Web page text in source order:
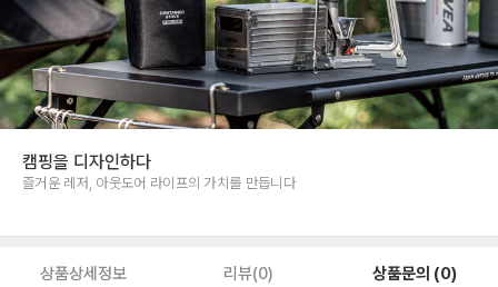
캠핑을 디자인하다
즐거운 레저, 아웃도어 라이프의 가치를 만듭니다
상품상세정보 리뷰(0) 상품문의 (0)